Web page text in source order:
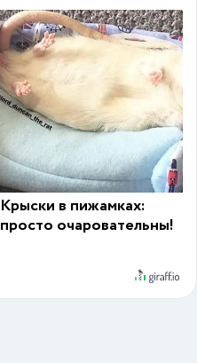
Крыски в пижамках:
просто очаровательны!